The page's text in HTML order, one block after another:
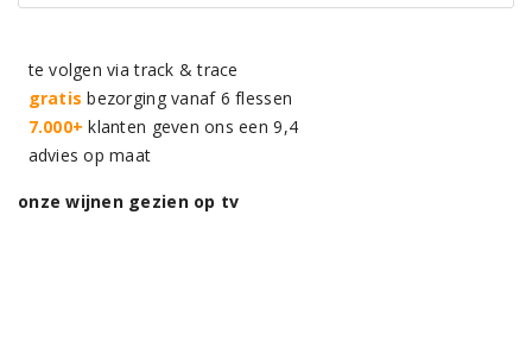
te volgen via track & trace
gratis bezorging vanaf 6 flessen
7.000+ klanten geven ons een 9,4
advies op maat
onze wijnen gezien op tv